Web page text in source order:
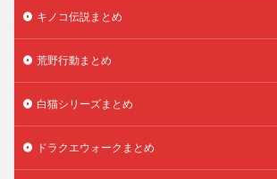
キノコ伝説まとめ
荒野行動まとめ
白猫シリーズまとめ
ドラクエウォークまとめ